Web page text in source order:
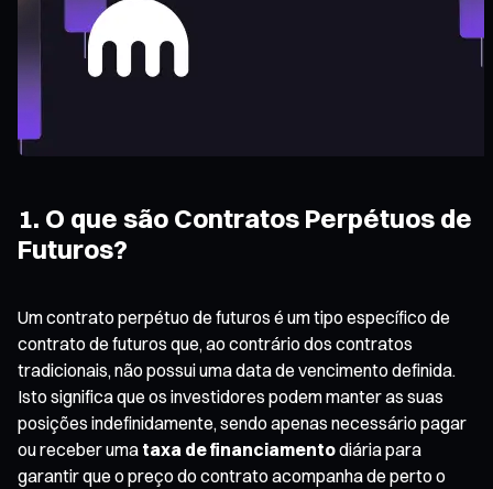
1. O que são Contratos Perpétuos de
Futuros?
Um contrato perpétuo de futuros é um tipo específico de
contrato de futuros que, ao contrário dos contratos
tradicionais, não possui uma data de vencimento definida.
Isto significa que os investidores podem manter as suas
posições indefinidamente, sendo apenas necessário pagar
ou receber uma taxa de financiamentodiária para
garantir que o preço do contrato acompanha de perto o